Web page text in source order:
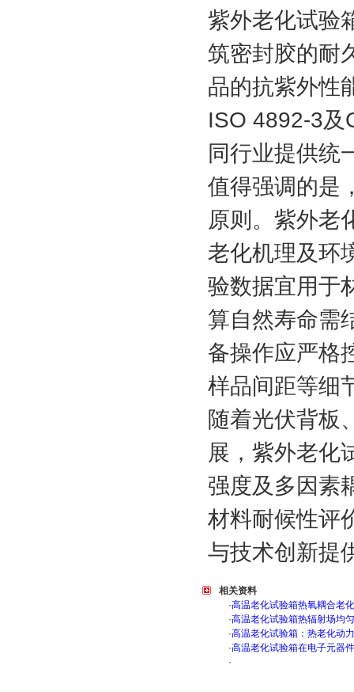
紫外老化试验
筑密封胶的耐
品的抗紫外性
ISO 4892-3及
同行业提供统
值得强调的是
原则。紫外老
老化机理及环
验数据宜用于
算自然寿命需
备操作应严格
样品间距等细
随着光伏背板
展，紫外老化
强度及多因素
材料耐候性评
与技术创新提
相关资料
·高温老化试验箱热氧耦合老
·高温老化试验箱热辐射场均
·高温老化试验箱：热老化动
·高温老化试验箱在电子元器
·